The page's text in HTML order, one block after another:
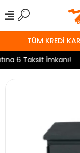
TÜM KREDİ
6 Taksit İmkanı!